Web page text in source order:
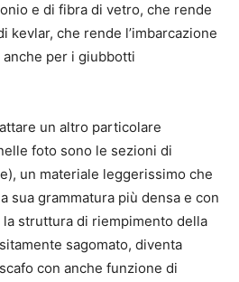
e di fibra di vetro, che rende
kevlar, che rende l’imbarcazione
per i giubbotti
un altro particolare
foto sono le sezioni di
un materiale leggerissimo che
sua grammatura più densa e con
struttura di riempimento della
sagomato, diventa
con anche funzione di